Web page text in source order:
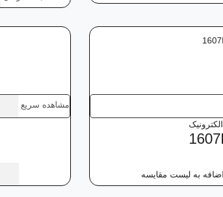
اضافه به لیست مقایسه
مشاهده سریع